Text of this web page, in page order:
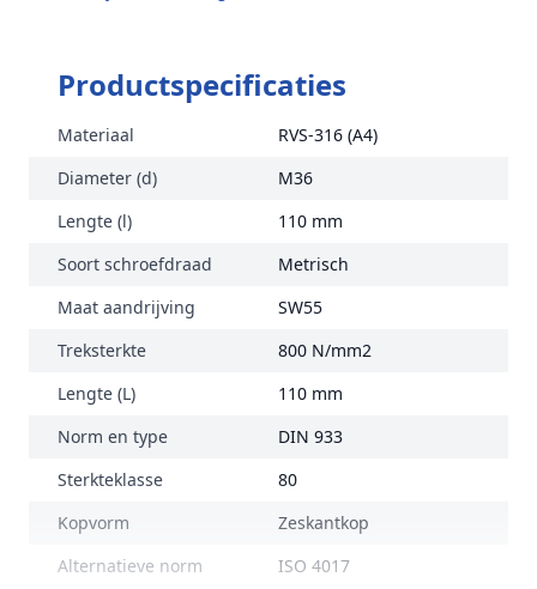
Productspecificaties
Materiaal
RVS-316 (A4)
Diameter (d)
M36
Lengte (l)
110 mm
Soort schroefdraad
Metrisch
Maat aandrijving
SW55
Treksterkte
800 N/mm2
Lengte (L)
110 mm
Norm en type
DIN 933
Sterkteklasse
80
Kopvorm
Zeskantkop
Alternatieve norm
ISO 4017